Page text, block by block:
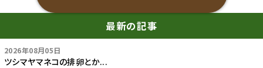
最新の記事
2026年08月05日
ツシマヤマネコの排卵とか...